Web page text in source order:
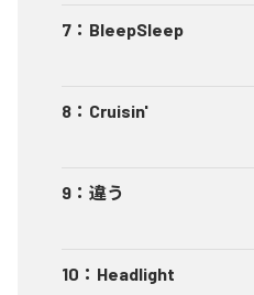
7 ： BleepSleep
8 ： Cruisin'
9 ： 違う
10 ： Headlight